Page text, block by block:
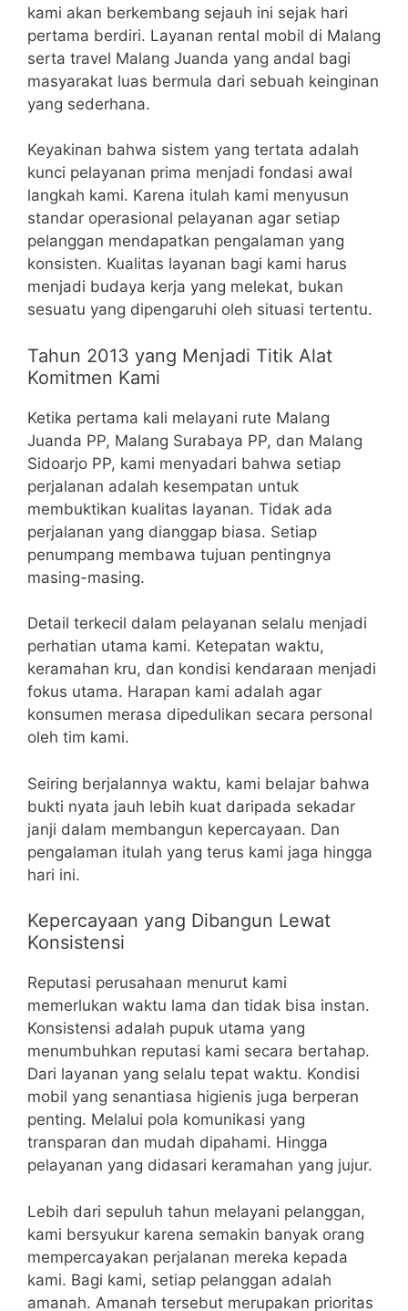
kami akan berkembang sejauh ini sejak hari
pertama berdiri. Layanan rental mobil di Malang
serta travel Malang Juanda yang andal bagi
masyarakat luas bermula dari sebuah keinginan
yang sederhana.
Keyakinan bahwa sistem yang tertata adalah
kunci pelayanan prima menjadi fondasi awal
langkah kami. Karena itulah kami menyusun
standar operasional pelayanan agar setiap
pelanggan mendapatkan pengalaman yang
konsisten. Kualitas layanan bagi kami harus
menjadi budaya kerja yang melekat, bukan
sesuatu yang dipengaruhi oleh situasi tertentu.
Tahun 2013 yang Menjadi Titik Alat
Komitmen Kami
Ketika pertama kali melayani rute Malang
Juanda PP, Malang Surabaya PP, dan Malang
Sidoarjo PP, kami menyadari bahwa setiap
perjalanan adalah kesempatan untuk
membuktikan kualitas layanan. Tidak ada
perjalanan yang dianggap biasa. Setiap
penumpang membawa tujuan pentingnya
masing-masing.
Detail terkecil dalam pelayanan selalu menjadi
perhatian utama kami. Ketepatan waktu,
keramahan kru, dan kondisi kendaraan menjadi
fokus utama. Harapan kami adalah agar
konsumen merasa dipedulikan secara personal
oleh tim kami.
Seiring berjalannya waktu, kami belajar bahwa
bukti nyata jauh lebih kuat daripada sekadar
janji dalam membangun kepercayaan. Dan
pengalaman itulah yang terus kami jaga hingga
hari ini.
Kepercayaan yang Dibangun Lewat
Konsistensi
Reputasi perusahaan menurut kami
memerlukan waktu lama dan tidak bisa instan.
Konsistensi adalah pupuk utama yang
menumbuhkan reputasi kami secara bertahap.
Dari layanan yang selalu tepat waktu. Kondisi
mobil yang senantiasa higienis juga berperan
penting. Melalui pola komunikasi yang
transparan dan mudah dipahami. Hingga
pelayanan yang didasari keramahan yang jujur.
Lebih dari sepuluh tahun melayani pelanggan,
kami bersyukur karena semakin banyak orang
mempercayakan perjalanan mereka kepada
kami. Bagi kami, setiap pelanggan adalah
amanah. Amanah tersebut merupakan prioritas